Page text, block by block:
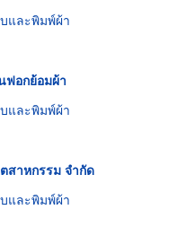
และพิมพ์ผ้า
ฟอกย้อมผ้า
และพิมพ์ผ้า
สาหกรรม จำกัด
และพิมพ์ผ้า